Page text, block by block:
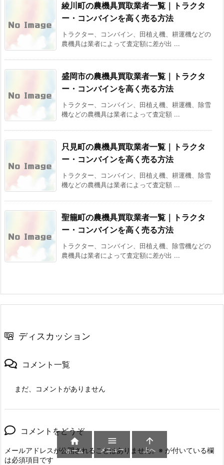
綾川町の農機具買取業者一覧｜トラクタ
ー・コンバインを高く売る方法
トラクター、コンバイン、田植え機、耕運機などの
農機具は業者によって査定額に差が出 ...
盛岡市の農機具買取業者一覧｜トラクタ
ー・コンバインを高く売る方法
トラクター、コンバイン、田植え機、耕運機、除雪
機などの農機具は業者によって査定額 ...
只見町の農機具買取業者一覧｜トラクタ
ー・コンバインを高く売る方法
トラクター、コンバイン、田植え機、耕運機、除雪
機などの農機具は業者によって査定額 ...
聖籠町の農機具買取業者一覧｜トラクタ
ー・コンバインを高く売る方法
トラクター、コンバイン、田植え機、除雪機などの
農機具は業者によって査定額に差が出 ...
ディスカッション
コメント一覧
まだ、コメントがありません
コメントをどうぞ
メールアドレスが公開されることはありません。 ※ が付いている欄
は必須項目です

ホーム

メニュー

上へ